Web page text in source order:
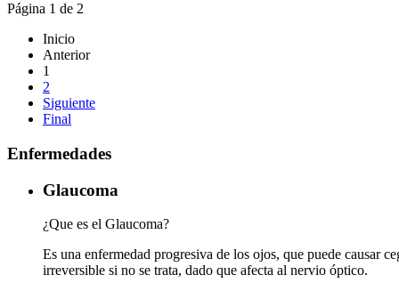
Página 1 de 2
Inicio
Anterior
1
2
Siguiente
Final
Enfermedades
Glaucoma
¿Que es el Glaucoma?
Es una enfermedad progresiva de los ojos, que puede causar
irreversible si no se trata, dado que afecta al nervio óptico.